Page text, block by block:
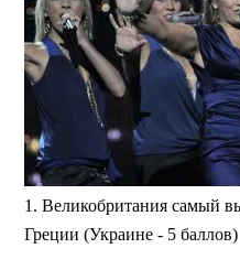
1. Великобритания самый
Греции (Украине - 5 баллов)